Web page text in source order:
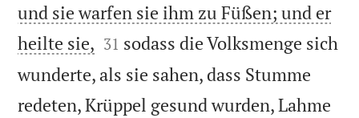
und sie warfen sie ihm zu Füßen; und er
heilte sie, 

31 sodass die Volksmenge sich
wunderte, als sie sahen, dass Stumme
redeten, Krüppel gesund wurden, Lahme